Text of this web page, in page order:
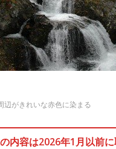
辺がきれいな赤色に染まる
内容は2026年1月以前